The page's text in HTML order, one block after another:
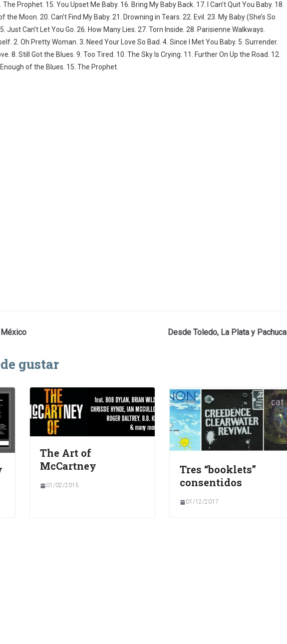
Prophet. 15. You Upset Me Baby. 16. Bring My Baby Back. 17. I Can’t Quit You Baby. 18.
Moon. 20. Can’t Find My Baby. 21. Drowning in Tears. 22. Evil. 23. My Baby (She’s So
Just Can’t Let You Go. 26. How Many Lies. 27. Torn Inside. 28. Parisienne Walkways.
2. Oh Pretty Woman. 3. Need Your Love So Bad. 4. Since I Met You Baby. 5. Surrender.
8. Still Got the Blues. 9. Too Tired. 10. The Sky Is Crying. 11. Further On Up the Road. 12.
of the Blues. 15. The Prophet.
Desde Toledo, La Plata y Pachuca
gustar
The Art of
McCartney
01/02/2015
Tres “booklets”
consentidos
01/12/2017